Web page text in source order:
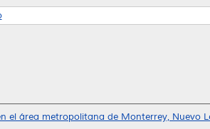
el área metropolitana de Monterrey, Nuevo